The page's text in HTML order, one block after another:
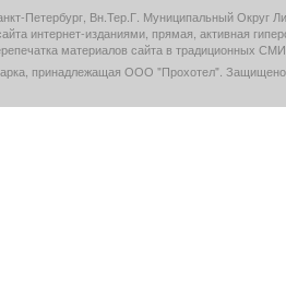
Петербург, Вн.Тер.Г. Муниципальный Округ
интернет-изданиями, прямая, активная
материалов сайта в традиционных
принадлежащая ООО "Прохотел". Защищено